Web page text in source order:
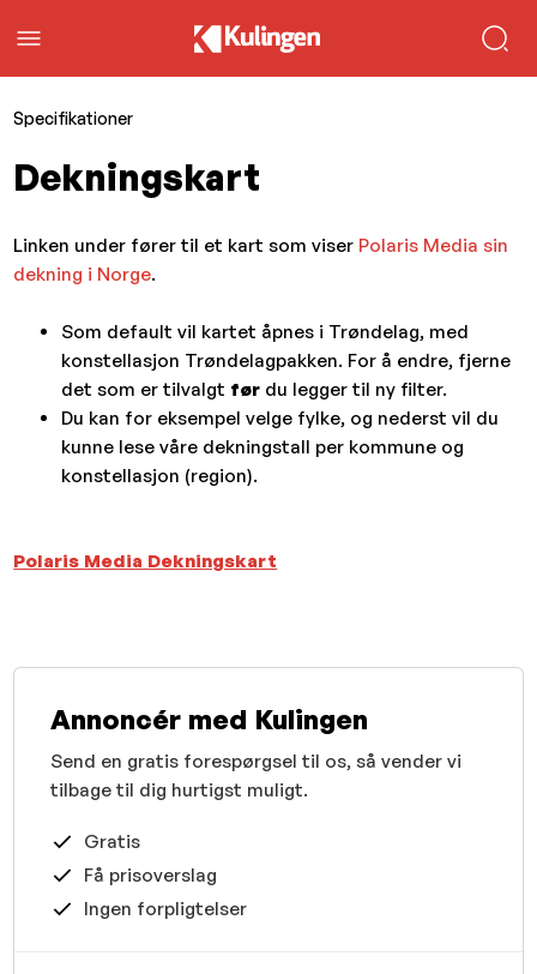
Specifikationer
Dekningskart
Linken under fører til et kart som viser Polaris Media sin
dekning i Norge.
Som default vil kartet åpnes i Trøndelag, med
konstellasjon Trøndelagpakken. For å endre, fjerne
det som er tilvalgt før du legger til ny filter.
Du kan for eksempel velge fylke, og nederst vil du
kunne lese våre dekningstall per kommune og
konstellasjon (region).
Polaris Media Dekningskart
Annoncér med Kulingen
Send en gratis forespørgsel til os, så vender vi
tilbage til dig hurtigst muligt.
Gratis
Få prisoverslag
Ingen forpligtelser